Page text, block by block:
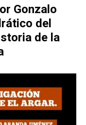
Gonzalo
del
de la